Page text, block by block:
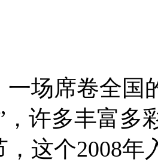
一场席卷全国
，许多丰富多
，这个2008